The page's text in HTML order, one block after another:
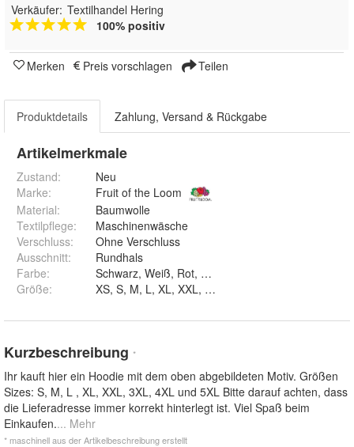
Verkäufer: Textilhandel Hering
100% positiv
Merken Preis vorschlagen Teilen
Produktdetails Zahlung, Versand & Rückgabe
Artikelmerkmale
Zustand:
Neu
Marke:
Fruit of the Loom
Material:
Baumwolle
Textilpflege:
Maschinenwäsche
Verschluss:
Ohne Verschluss
Ausschnitt:
Rundhals
Farbe:
Größe:
Kurzbeschreibung *
Ihr kauft hier ein Hoodie mit dem oben abgebildeten Motiv. Größen
Sizes: S, M, L , XL, XXL, 3XL, 4XL und 5XL Bitte darauf achten, dass
die Lieferadresse immer korrekt hinterlegt ist. Viel Spaß beim
Einkaufen.... Mehr
* maschinell aus der Artikelbeschreibung erstellt